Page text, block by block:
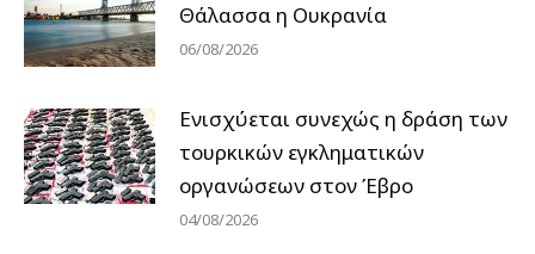
Θάλασσα η Ουκρανία
06/08/2026
Ενισχύεται συνεχώς η δράση των
τουρκικών εγκληματικών
οργανώσεων στον Έβρο
04/08/2026